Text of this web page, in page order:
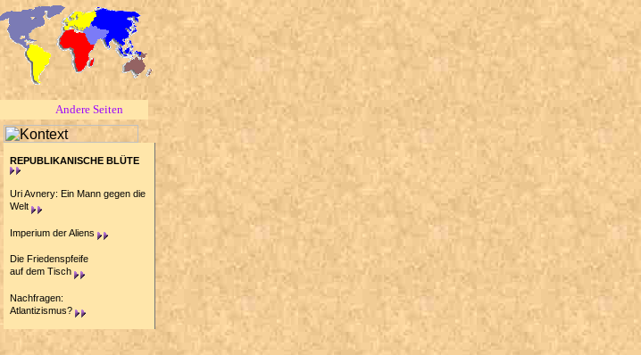
Andere Seiten
REPUBLIKANISCHE BLÜTE
Uri Avnery: Ein Mann gegen die
Welt
Imperium der Aliens
Die Friedenspfeife
auf dem Tisch
Nachfragen:
Atlantizismus?